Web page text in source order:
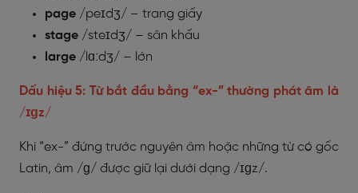
page /peɪdʒ/ – trang giấy
stage /steɪdʒ/ – sân khấu
large /lɑːdʒ/ – lớn
Dấu hiệu 5: Từ bắt đầu bằng “ex-” thường phát âm là
/ɪɡz/
Khi “ex-” đứng trước nguyên âm hoặc những từ có gốc
Latin, âm /ɡ/ được giữ lại dưới dạng /ɪɡz/.